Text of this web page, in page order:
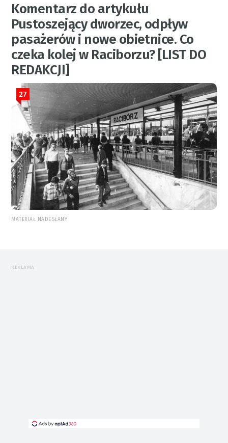
Komentarz do artykułu
Pustoszejący dworzec, odpływ
pasażerów i nowe obietnice. Co
czeka kolej w Raciborzu? [LIST DO
REDAKCJI]
27
MATERIAŁ NADESŁANY
REKLAMA